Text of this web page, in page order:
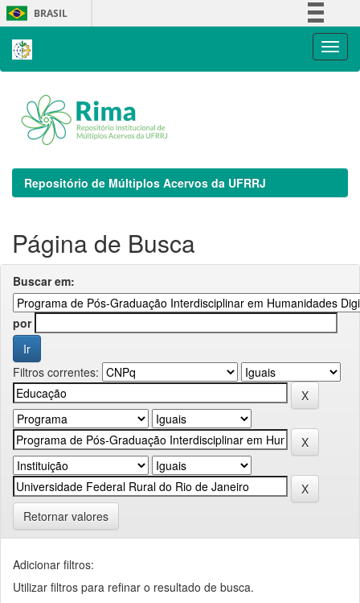
Skip
navigation
BRASIL
Repositório de Múltiplos Acervos da UFRRJ
Página de Busca
Buscar em:
por
Filtros correntes:
Retornar valores
Adicionar filtros:
Utilizar filtros para refinar o resultado de busca.